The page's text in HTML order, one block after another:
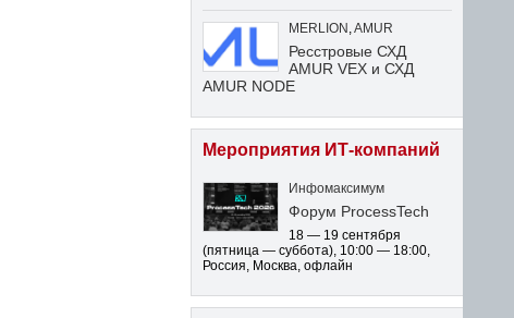
MERLION AMUR
Ресстровые СХД
AMUR VEX и СХД
AMUR NODE
Мероприятия ИТ-компаний
Инфомаксимум
Форум ProcessTech
18 — 19 сентября
(пятница — суббота), 10:00 — 18:00,
Россия, Москва, офлайн